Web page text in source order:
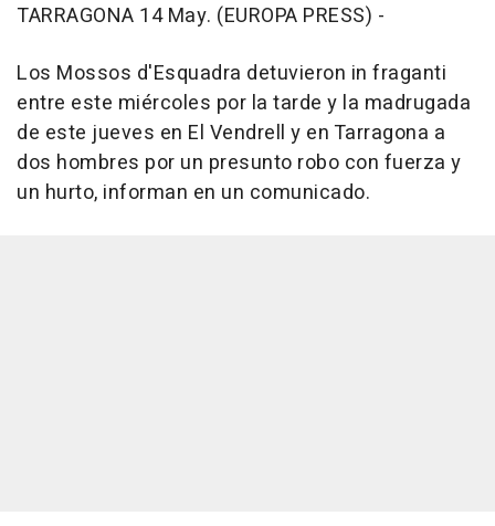
TARRAGONA 14 May. (EUROPA PRESS) -
Los Mossos d'Esquadra detuvieron in fraganti
entre este miércoles por la tarde y la madrugada
de este jueves en El Vendrell y en Tarragona a
dos hombres por un presunto robo con fuerza y
un hurto, informan en un comunicado.